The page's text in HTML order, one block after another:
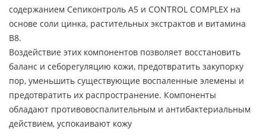
содержанием Сепиконтроль А5 и CONTROL COMPLEX на
основе соли цинка, растительных экстрактов и витамина
В8.
Воздействие этих компонентов позволяет восстановить
баланс и себорегуляцию кожи, предотвратить закупорку
пор, уменьшить существующие воспаленные элемены и
предотвратить их распространение. Компоненты
обладают противовоспалительным и антибактериальным
действием, успокаивают кожу